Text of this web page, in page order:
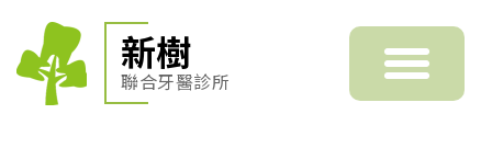
新樹
聯合牙醫診所